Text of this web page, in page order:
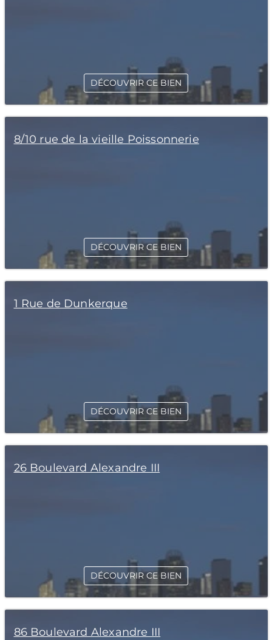
DÉCOUVRIR CE BIEN
8/10 rue de la vieille Poissonnerie
DÉCOUVRIR CE BIEN
1 Rue de Dunkerque
DÉCOUVRIR CE BIEN
26 Boulevard Alexandre III
DÉCOUVRIR CE BIEN
86 Boulevard Alexandre III